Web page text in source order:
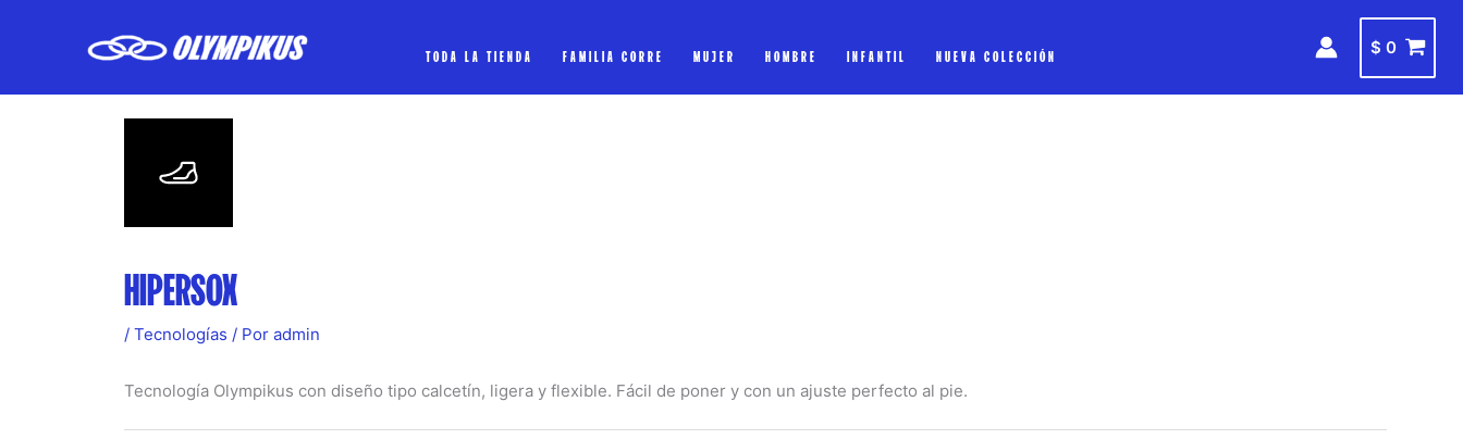
TODA LA TIENDA FAMILIA CORRE MUJER HOMBRE INFANTIL NUEVA COLECCIÓN $ 0
HIPERSOX
/ Tecnologías / Por admin
Tecnología Olympikus con diseño tipo calcetín, ligera y flexible. Fácil de poner y con un ajuste perfecto al pie.